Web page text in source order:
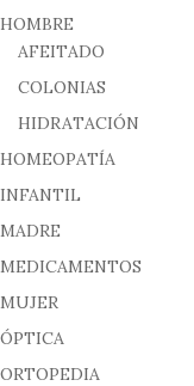
HOMBRE
AFEITADO
COLONIAS
HIDRATACIÓN
HOMEOPATÍA
INFANTIL
MADRE
MEDICAMENTOS
MUJER
ÓPTICA
ORTOPEDIA